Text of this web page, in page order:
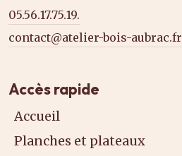
05.56.17.75.19.
contact@atelier-bois-aubrac.fr
Accès rapide
Accueil
Planches et plateaux